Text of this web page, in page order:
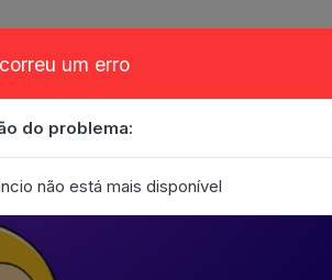
um erro
do problema:
não está mais disponível